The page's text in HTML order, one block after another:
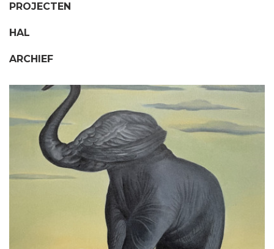
PROJECTEN
HAL
ARCHIEF